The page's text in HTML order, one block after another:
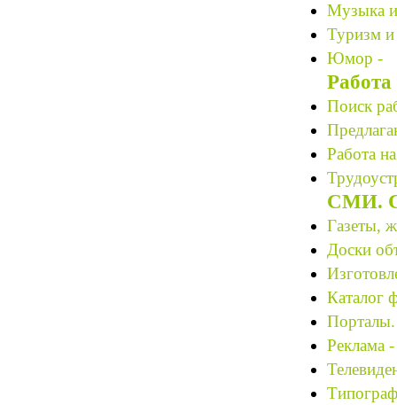
Музыка
Туризм
Юмор -
Поиск
Работа
СМИ.
Газеты,
Доски
Каталог
Реклама -